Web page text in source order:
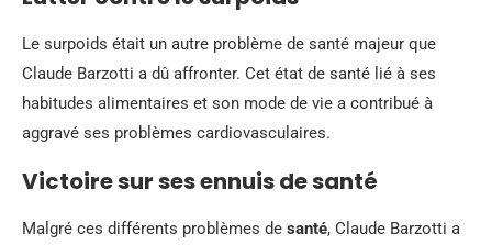
Le surpoids était un autre problème de santé majeur que
Claude Barzotti a dû affronter. Cet état de santé lié à ses
habitudes alimentaires et son mode de vie a contribué à
aggravé ses problèmes cardiovasculaires.
Victoire sur ses ennuis de santé
Malgré ces différents problèmes de santé, Claude Barzotti a